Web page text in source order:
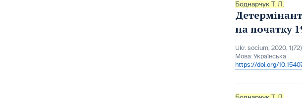
Боднарчук Т. Л.
на початку
Ukr. socìum, 2020,
Мова:Українська
https://doi.org/